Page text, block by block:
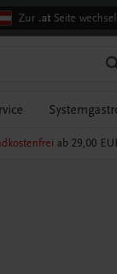
Zur .atSeite
ab 29,00